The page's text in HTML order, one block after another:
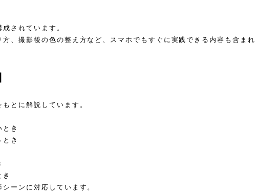
されています。
、撮影後の色の整え方など、スマホでもすぐに実践できる内容も含まれ
とに解説しています。
き
き
ーンに対応しています。